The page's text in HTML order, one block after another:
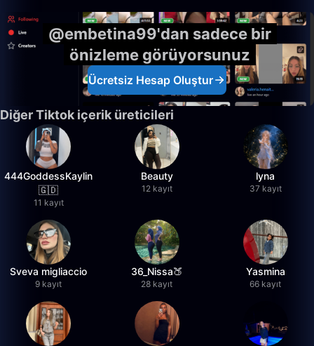
@embetina99'dan sadece bir
önizleme görüyorsunuz
Ücretsiz Hesap Oluştur
Diğer Tiktok içerik üreticileri
444GoddessKaylin
🇬🇩
11 kayıt
Beauty
12 kayıt
lyna
37 kayıt
Sveva migliaccio
9 kayıt
36_Nissa🍑
28 kayıt
Yasmina
66 kayıt